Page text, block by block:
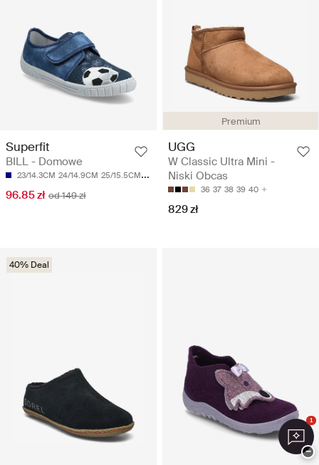
Superfit
BILL - Domowe
23/14.3CM 24/14.9CM 25/15.5CM 26/16.1CM 27/16.8CM
96.85 zł od 149 zł
Premium
UGG
W Classic Ultra Mini -
Niski Obcas
36 37 38 39 40
829 zł
40% Deal
1
−